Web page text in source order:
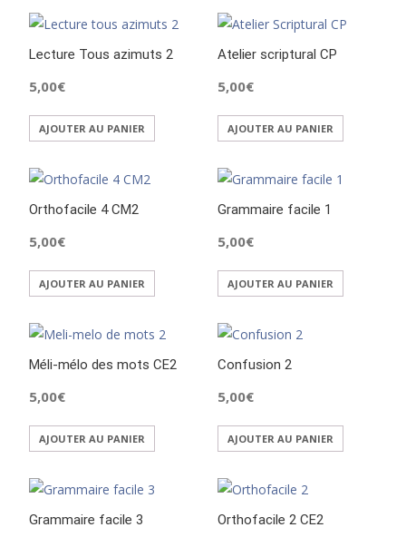
Lecture Tous azimuts 2
5,00€
AJOUTER AU PANIER
Atelier scriptural CP
5,00€
AJOUTER AU PANIER
Orthofacile 4 CM2
5,00€
AJOUTER AU PANIER
Grammaire facile 1
5,00€
AJOUTER AU PANIER
Méli-mélo des mots CE2
5,00€
AJOUTER AU PANIER
Confusion 2
5,00€
AJOUTER AU PANIER
Grammaire facile 3 Orthofacile 2 CE2